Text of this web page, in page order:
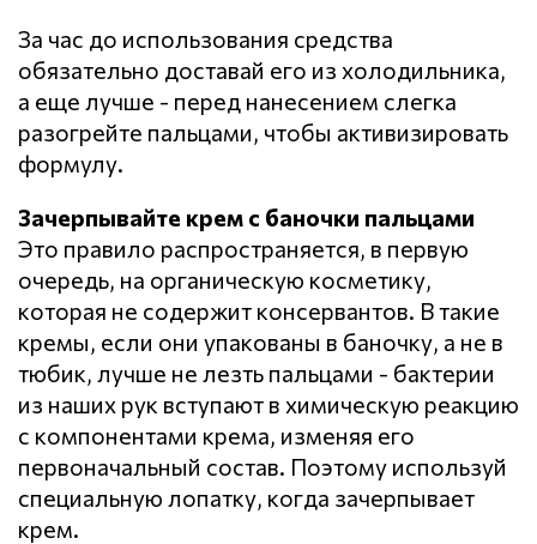
За час до использования средства
обязательно доставай его из холодильника,
а еще лучше - перед нанесением слегка
разогрейте пальцами, чтобы активизировать
формулу.
Зачерпывайте крем с баночки пальцами
Это правило распространяется, в первую
очередь, на органическую косметику,
которая не содержит консервантов. В такие
кремы, если они упакованы в баночку, а не в
тюбик, лучше не лезть пальцами - бактерии
из наших рук вступают в химическую реакцию
с компонентами крема, изменяя его
первоначальный состав. Поэтому используй
специальную лопатку, когда зачерпывает
крем.